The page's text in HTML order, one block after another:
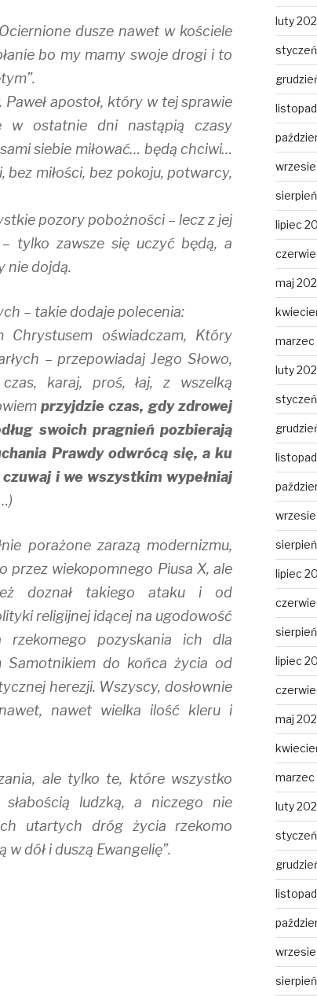
dusze nawet w kościele
bo my mamy swoje drogi i to
apostoł, który w tej sprawie
w ostatnie dni nastąpią czasy
siebie miłować… będą chciwi…
bez miłości, bez pokoju, potwarcy,
pozory pobożności – lecz z jej
tylko zawsze się uczyć będą, a
nie dojdą.
– takie dodaje polecenia:
Chrystusem oświadczam, Który
– przepowiadaj Jego Słowo,
karaj, proś, łaj, z wszelką
przyjdzie czas, gdy zdrowej
swoich pragnień pozbierają
Prawdy odwrócą się, a ku
i we wszystkim wypełniaj
porażone zarazą modernizmu,
przez wiekopomnego Piusa X, ale
doznał takiego ataku i od
religijnej idącej na ugodowość
pozyskania ich dla
Samotnikiem do końca życia od
herezji. Wszyscy, dosłownie
nawet wielka ilość kleru i
ale tylko te, które wszystko
ludzką, a niczego nie
utartych dróg życia rzekomo
dół i duszą Ewangelię”.
luty
lipiec
maj
luty
lipiec
lipiec
maj
marzec
luty